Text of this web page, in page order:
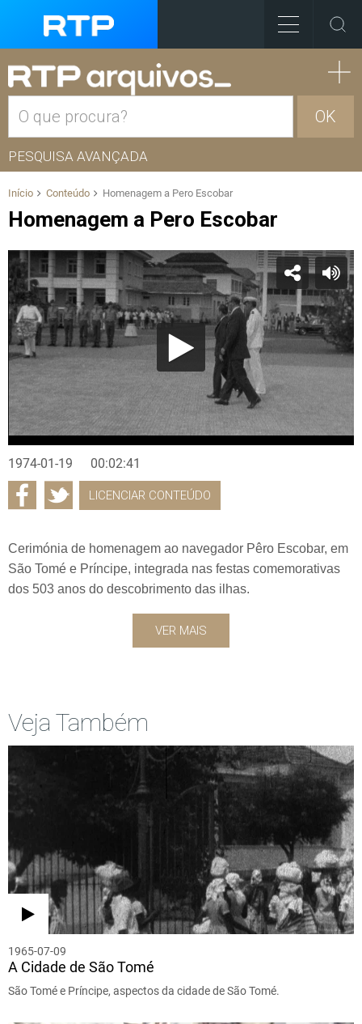
OK
PESQUISA AVANÇADA
Início Conteúdo Homenagem a Pero Escobar
Homenagem a Pero Escobar
1974-01-19 00:02:41
LICENCIAR CONTEÚDO
Cerimónia de homenagem ao navegador Pêro Escobar, em
São Tomé e Príncipe, integrada nas festas comemorativas
dos 503 anos do descobrimento das ilhas.
VER MAIS
Veja Também
1965-07-09
A Cidade de São Tomé
São Tomé e Príncipe, aspectos da cidade de São Tomé.